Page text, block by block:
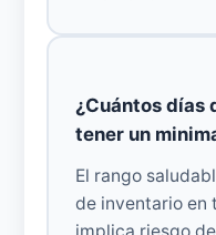
¿Cuántos días
tener un
El rango
de inventario en